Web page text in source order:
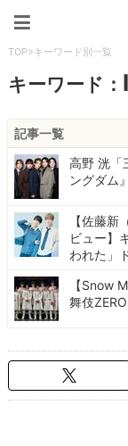
TOP>キーワード別一覧
キーワード：
記事一覧
高野 洸「
ングダム
【佐藤
ビュー】
われた」
【Snow
舞伎